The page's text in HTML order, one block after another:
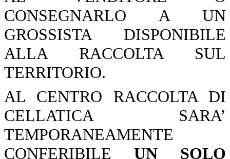
CONSEGNARLO A UN
GROSSISTA DISPONIBILE
ALLA RACCOLTA SUL
TERRITORIO.
AL CENTRO RACCOLTA DI
CELLATICA SARA’
TEMPORANEAMENTE
CONFERIBILE UN SOLO